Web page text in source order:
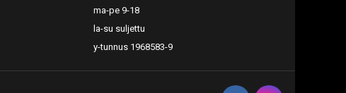
ma-pe 9-18
la-su suljettu
y-tunnus 1968583-9